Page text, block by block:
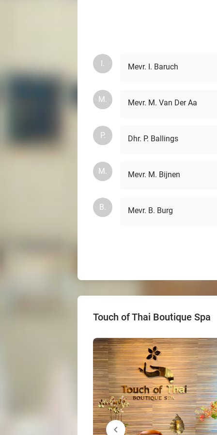
I. Mevr. I. Baruch
M. Mevr. M. Van Der Aa
P. Dhr. P. Ballings
M. Mevr. M. Bijnen
B. Mevr. B. Burg
Touch of Thai Boutique Spa
chevron_left